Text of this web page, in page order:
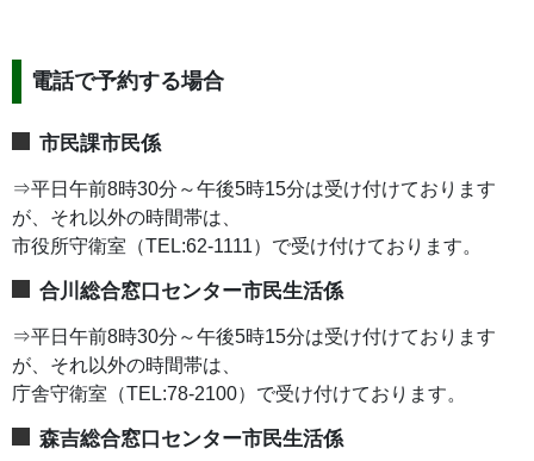
電話で予約する場合
市民課市民係
⇒平日午前8時30分～午後5時15分は受け付けております
が、それ以外の時間帯は、
市役所守衛室（TEL:62-1111）で受け付けております。
合川総合窓口センター市民生活係
⇒平日午前8時30分～午後5時15分は受け付けております
が、それ以外の時間帯は、
庁舎守衛室（TEL:78-2100）で受け付けております。
森吉総合窓口センター市民生活係